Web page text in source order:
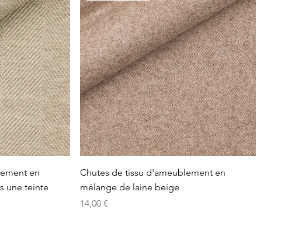
en
une teinte
Chutes de tissu d'ameublement en
mélange de laine beige
Prix
14,00 €